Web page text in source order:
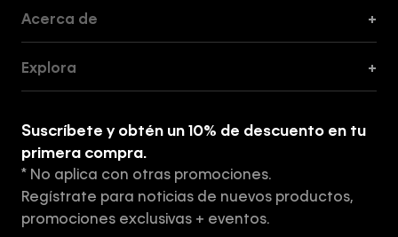
Acerca de +
Tiendas
Aviso de privacidad
Términos y Condiciones
Explora +
Suscríbete y obtén un 10% de descuento en tu
primera compra.
* No aplica con otras promociones.
Regístrate para noticias de nuevos productos,
promociones exclusivas + eventos.